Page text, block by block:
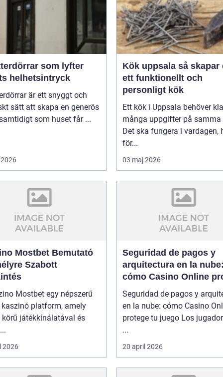
som lyfter
helhetsintryck
är ett snyggt och
sätt att skapa en generös
som huset får ...
Kök uppsala så skapar du
ett funktionellt och
personligt kök
Ett kök i Uppsala behöver
många uppgifter på samma
Det ska fungera i vardagen,
för...
03 maj 2026
Mostbet Bemutató
Szabott
Mostbet egy népszerű
platform, amely
körű játékkínálatával és
2026
Seguridad de pagos y
arquitectura en la
cómo Casino Online
tu juego
Seguridad de pagos y
en la nube: cómo Casino
protege tu juego Los
...
20 april 2026